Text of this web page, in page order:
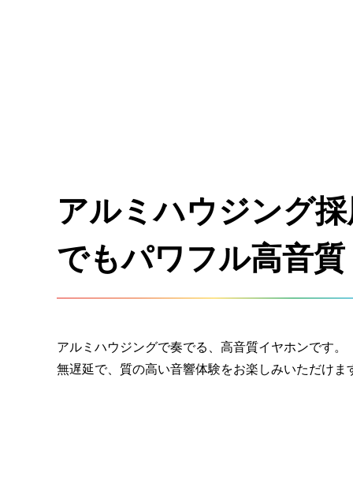
アルミハウジング
でもパワフル高音質
アルミハウジングで奏でる、高音質イヤホンです。
無遅延で、質の高い音響体験をお楽しみいただけま